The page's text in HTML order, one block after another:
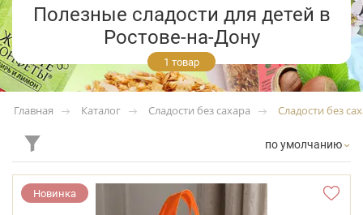
Полезные сладости для детей в
Ростове-на-Дону
1 товар
Главная Каталог Сладости без сахара Сладости без
по умолчанию
Новинка